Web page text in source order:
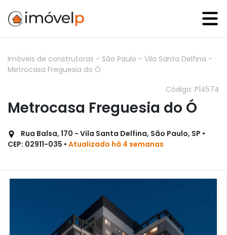
Imóveis de construtoras - São Paulo - Vila Santa Delfina -
Metrocasa Freguesia do Ó
Código: P14574
Metrocasa Freguesia do Ó
Rua Balsa, 170 - Vila Santa Delfina, São Paulo, SP •
CEP: 02911-035 • Atualizado há 4 semanas